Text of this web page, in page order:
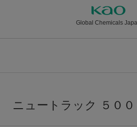
Global Chemicals
ニュートラック ５００